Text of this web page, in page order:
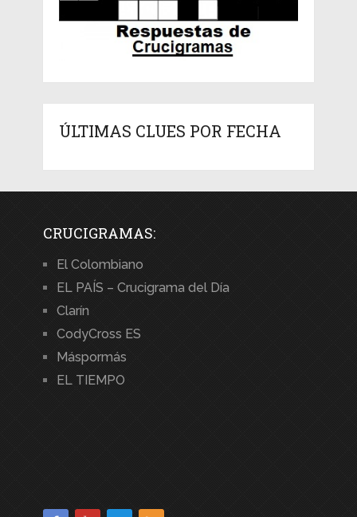
ÚLTIMAS CLUES POR FECHA
CRUCIGRAMAS:
El Colombiano
EL PAÍS – Crucigrama del Día
Clarín
CodyCross ES
Máspormás
EL TIEMPO